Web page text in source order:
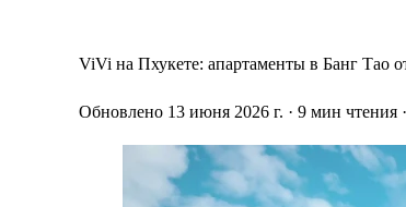
ViVi на Пхукете: апартаменты в Банг Тао
Обновлено 13 июня 2026 г. · 9 мин чтения